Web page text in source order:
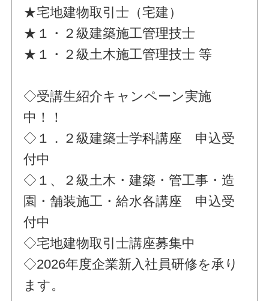
★宅地建物取引士（宅建）
★１・２級建築施工管理技士
★１・２級土木施工管理技士 等
◇受講生紹介キャンペーン実施
中！！
◇１．２級建築士学科講座 申込受
付中
◇１、２級土木・建築・管工事・造
園・舗装施工・給水各講座 申込受
付中
◇宅地建物取引士講座募集中
◇2026年度企業新入社員研修を承り
ます。